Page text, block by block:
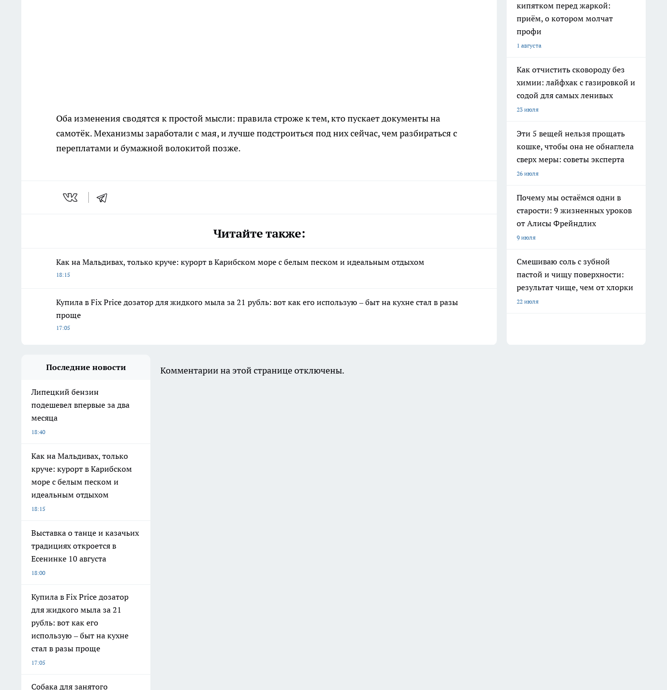
Оба изменения сводятся к простой мысли: правила строже к тем, кто пускает документы на
самотёк. Механизмы заработали с мая, и лучше подстроиться под них сейчас, чем разбираться с
переплатами и бумажной волокитой позже.
Читайте также:
Как на Мальдивах, только круче: курорт в Карибском море с белым песком и идеальным отдыхом
18:15
Купила в Fix Price дозатор для жидкого мыла за 21 рубль: вот как его использую – быт на кухне стал в разы
проще
17:05
кипятком перед жаркой:
приём, о котором молчат
профи
1 августа
Как отчистить сковороду без
химии: лайфхак с газировкой и
содой для самых ленивых
23 июля
Эти 5 вещей нельзя прощать
кошке, чтобы она не обнаглела
сверх меры: советы эксперта
26 июля
Почему мы остаёмся одни в
старости: 9 жизненных уроков
от Алисы Фрейндлих
9 июля
Смешиваю соль с зубной
пастой и чищу поверхности:
результат чище, чем от хлорки
22 июля
Последние новости
Липецкий бензин
подешевел впервые за два
месяца
18:40
Как на Мальдивах, только
круче: курорт в Карибском
море с белым песком и
идеальным отдыхом
18:15
Выставка о танце и казачьих
традициях откроется в
Есенинке 10 августа
18:00
Купила в Fix Price дозатор
для жидкого мыла за 21
рубль: вот как его
использую – быт на кухне
стал в разы проще
17:05
Собака для занятого
Комментарии на этой странице отключены.